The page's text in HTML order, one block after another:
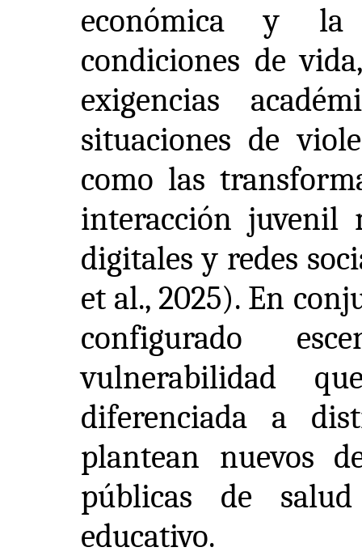
económica y la
condiciones de
exigencias
situaciones de
como las
interacción juvenil
digitales y redes
et al., 2025). En
configurado
vulnerabilidad
diferenciada a
plantean nuevos
públicas de
educativo.